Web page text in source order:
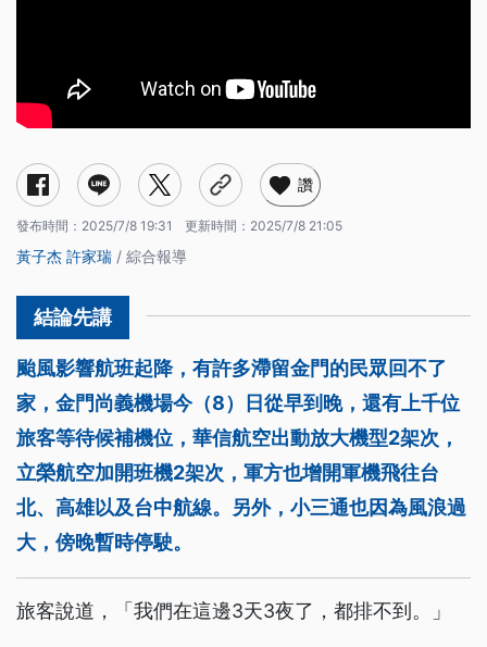
讚
發布時間： 2025/7/8 19:31 更新時間： 2025/7/8 21:05
黃子杰 許家瑞 / 綜合報導
颱風影響航班起降，有許多滯留金門的民眾回不了
家，金門尚義機場今（8）日從早到晚，還有上千位
旅客等待候補機位，華信航空出動放大機型2架次，
立榮航空加開班機2架次，軍方也增開軍機飛往台
北、高雄以及台中航線。另外，小三通也因為風浪過
大，傍晚暫時停駛。
旅客說道，「我們在這邊3天3夜了，都排不到。」